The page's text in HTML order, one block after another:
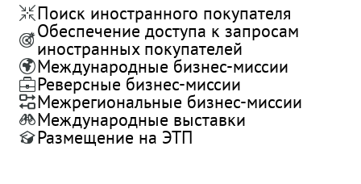
Поиск иностранного покупателя
Обеспечение доступа к запросам
иностранных покупателей
Международные бизнес-миссии
Реверсные бизнес-миссии
Межрегиональные бизнес-миссии
Международные выставки
Размещение на ЭТП